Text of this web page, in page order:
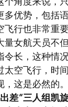
多优势，包括
行也非常重要
女航天员不但
令长，这种情
太空飞行，时
这是必然的。
差”三人组凯